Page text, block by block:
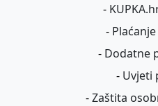
-
-
- Dodatne
- Uvjeti
-Zaštita